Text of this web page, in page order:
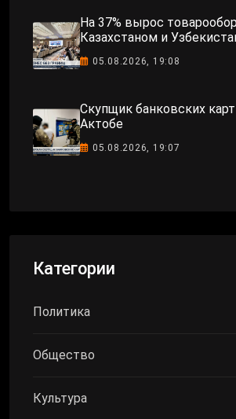
На 37% вырос
Казахстаном и
05.08.2026, 19:08
Скупщик банковских
Актобе
05.08.2026, 19:07
Категории
Политика
Общество
Культура